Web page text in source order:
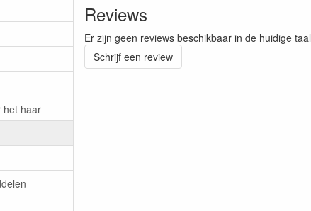
het haar
Reviews
Er zijn geen reviews beschikbaar in de huidige taal
Schrijf een review